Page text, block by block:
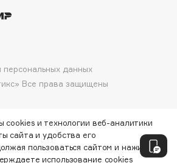
Все права защищены
персональных данных
cookies и технологии веб-аналитики
сайта и удобства его
пользоваться сайтом и нажимая
использование cookies